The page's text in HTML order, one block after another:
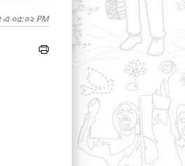
এ ০৫:০২ PM